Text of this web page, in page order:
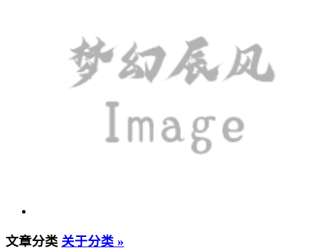
文章分类 关于分类 »